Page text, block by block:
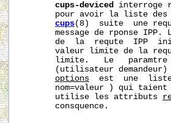
cups-deviced interroge
pour avoir la liste
cups(8)  suite  une
message de rponse IPP.
de  la  requte  IPP
valeur limite de la
limite.   Le
(utilisateur
options
est  une
nom=valeur ) qui
       utilise les attributs
       consquence.